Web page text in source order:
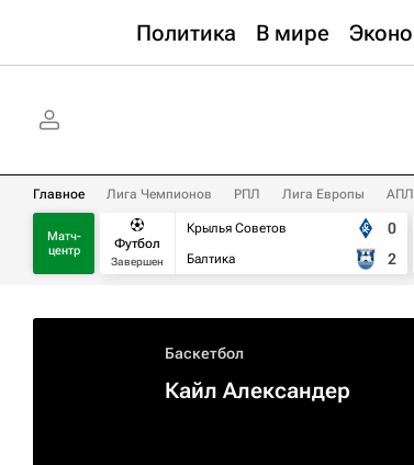
Политика В мире
Главное Лига Чемпионов РПЛ Лига Европы АПЛ
Матч-
центр
Футбол
Завершен
Крылья Советов
Балтика
0
2
Баскетбол
Кайл Александер